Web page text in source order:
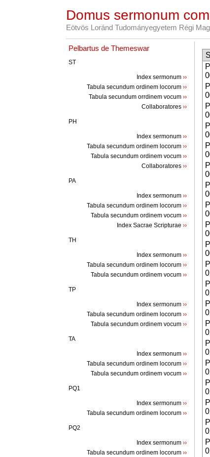
Domus sermonum
Eötvös Loránd Tudományegyetem Régi
Pelbartus de Themeswar
ST
Index sermonum››
Tabula secundum ordinem locorum››
Tabula secundum orrdinem vocum››
Collaboratores››
PH
Index sermonum››
Tabula secundum ordinem locorum››
Tabula secundum ordinem vocum››
Collaboratores››
PA
Index sermonum››
Tabula secundum ordinem locorum››
Tabula secundum ordinem vocum››
Index Sacrae Scripturae››
TH
Index sermonum››
Tabula secundum ordinem locorum››
Tabula secundum ordinem vocum››
TP
Index sermonum››
Tabula secundum ordinem locorum››
Tabula secundum ordinem vocum››
TA
Index sermonum››
Tabula secundum ordinem locorum››
Tabula secundum ordinem vocum››
PQ1
Index sermonum››
Tabula secundum ordinem locorum››
PQ2
Index sermonum››
Tabula secundum ordinem locorum››